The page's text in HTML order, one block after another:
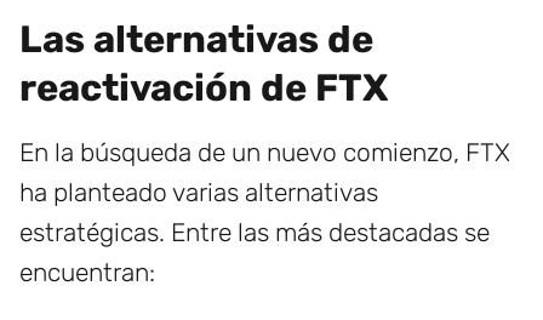
Las alternativas de
reactivación de FTX
En la búsqueda de un nuevo comienzo, FTX
ha planteado varias alternativas
estratégicas. Entre las más destacadas se
encuentran: